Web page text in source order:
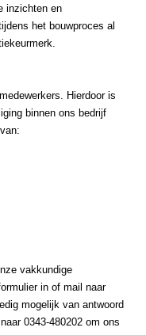
inzichten en
het bouwproces al
Hierdoor is
binnen ons bedrijf
vakkundige
in of mail naar
mogelijk van antwoord
0343-480202 om ons